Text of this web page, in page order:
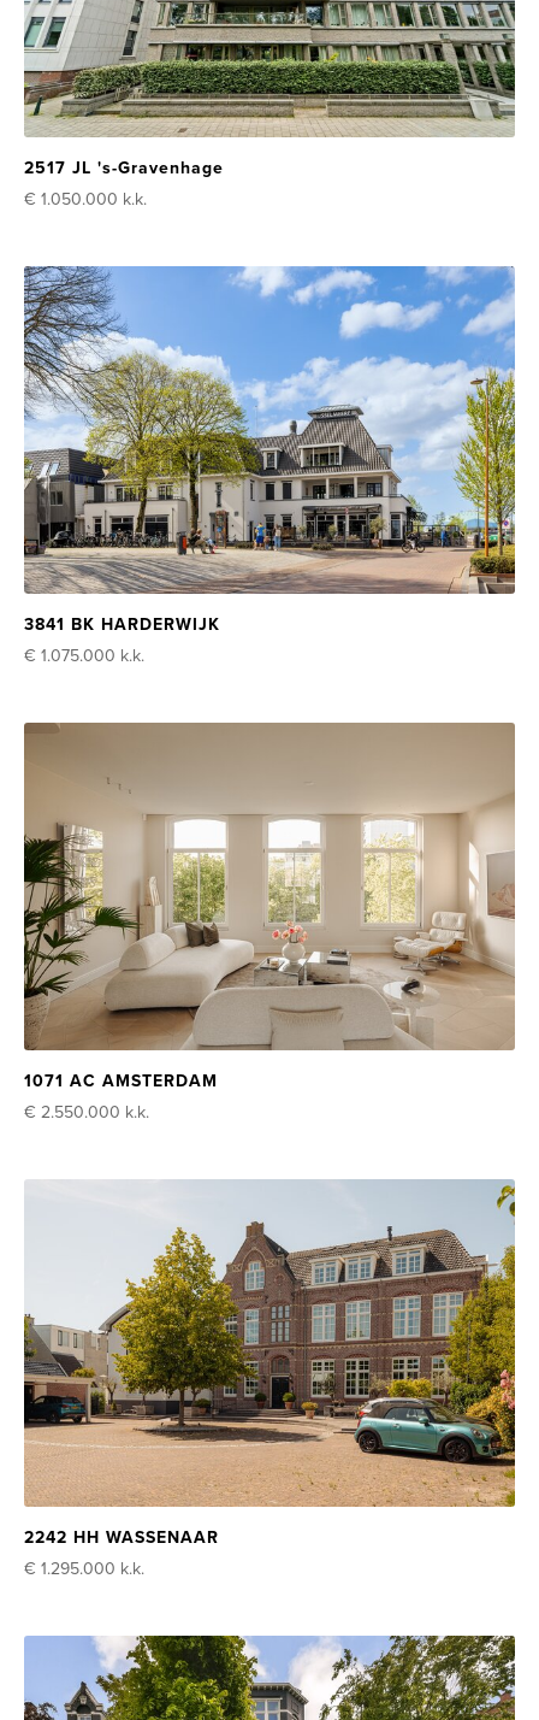
2517 JL 's-Gravenhage
€ 1.050.000 k.k.
3841 BK HARDERWIJK
€ 1.075.000 k.k.
1071 AC AMSTERDAM
€ 2.550.000 k.k.
2242 HH WASSENAAR
€ 1.295.000 k.k.